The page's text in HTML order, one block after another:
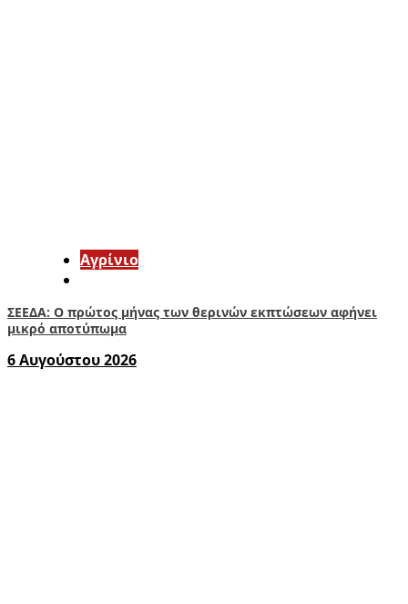
Aγρίνιο
ΣΕΕΔΑ: Ο πρώτος μήνας των θερινών εκπτώσεων αφήνει
μικρό αποτύπωμα
6 Αυγούστου 2026